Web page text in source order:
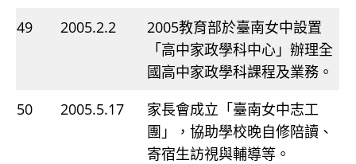
49
2005.2.2
2005教育部於臺南女中設置
「高中家政學科中心」辦理全
國高中家政學科課程及業務。
50
2005.5.17
家長會成立「臺南女中志工
團」，協助學校晚自修陪讀、
寄宿生訪視與輔導等。